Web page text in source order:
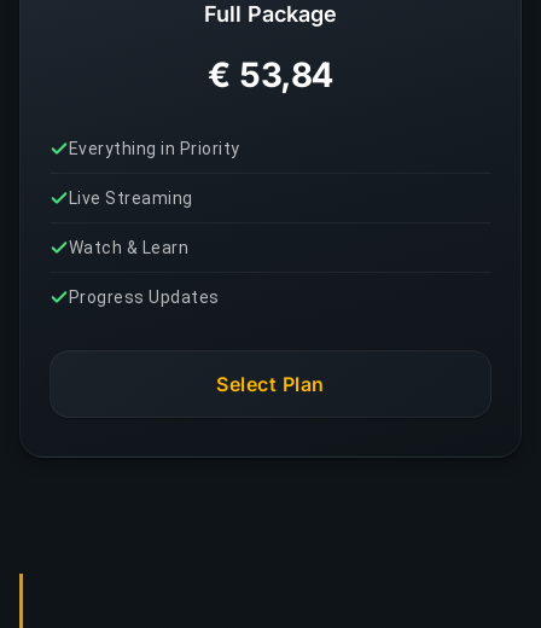
Full Package
€ 53,84
Everything in Priority
Live Streaming
Watch & Learn
Progress Updates
Select Plan